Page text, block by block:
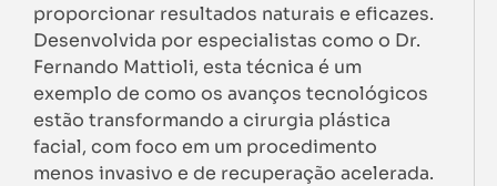
proporcionar resultados naturais e eficazes.
Desenvolvida por especialistas como o Dr.
Fernando Mattioli, esta técnica é um
exemplo de como os avanços tecnológicos
estão transformando a cirurgia plástica
facial, com foco em um procedimento
menos invasivo e de recuperação acelerada.